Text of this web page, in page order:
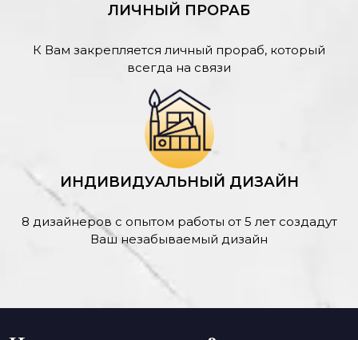
ЛИЧНЫЙ ПРОРАБ
К Вам закрепляется личный прораб, который
всегда на связи
ИНДИВИДУАЛЬНЫЙ ДИЗАЙН
8 дизайнеров с опытом работы от 5 лет создадут
Ваш незабываемый дизайн